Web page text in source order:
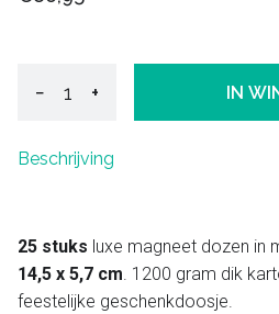
− + IN
Beschrijving
25 stuks luxe magneet dozen in
14,5 x 5,7 cm. 1200 gram dik
feestelijke geschenkdoosje.